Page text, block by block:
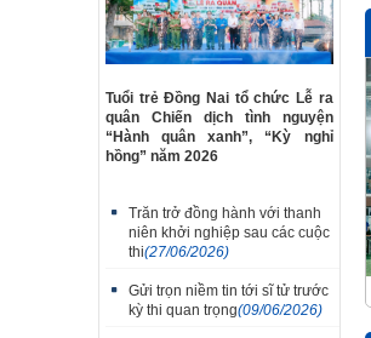
Tuổi trẻ Đồng Nai tổ chức Lễ ra
quân Chiến dịch tình nguyện
“Hành quân xanh”, “Kỳ nghỉ
hồng” năm 2026
Trăn trở đồng hành với thanh
niên khởi nghiệp sau các cuộc
thi(27/06/2026)
Gửi trọn niềm tin tới sĩ tử trước
kỳ thi quan trọng(09/06/2026)